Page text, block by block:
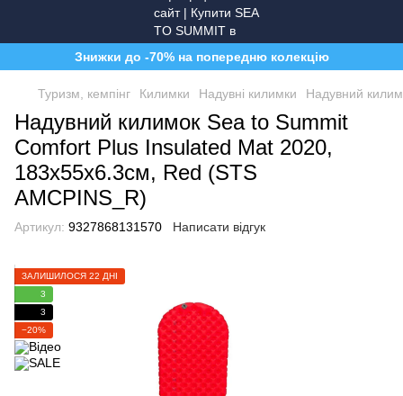
Знижки до -70% на попередню колекцію
Туризм, кемпінг Килимки Надувні килимки Надувний
Надувний килимок Sea to Summit
Comfort Plus Insulated Mat 2020,
183х55х6.3см, Red (STS
AMCPINS_R)
Артикул: 9327868131570 Написати відгук
ЗАЛИШИЛОСЯ 22 ДНІ
3
3
−20%